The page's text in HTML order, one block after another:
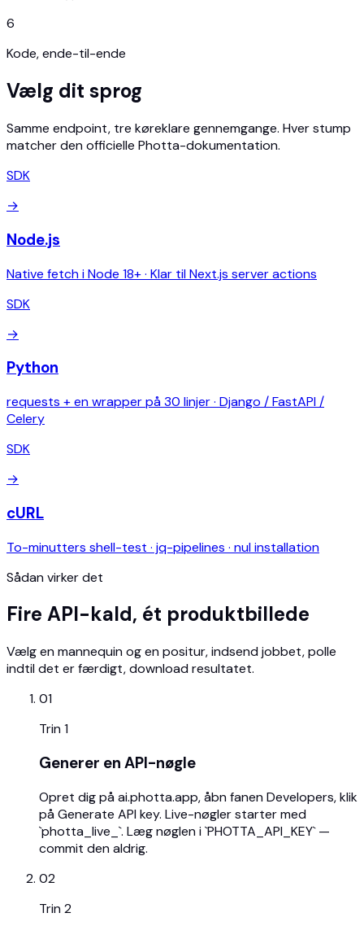
6
Kode, ende-til-ende
Vælg dit sprog
Samme endpoint, tre køreklare gennemgange. Hver stump
matcher den officielle Photta-dokumentation.
SDK
→
Node.js
Native fetch i Node 18+ · Klar til Next.js server actions
SDK
→
Python
requests + en wrapper på 30 linjer · Django / FastAPI /
Celery
SDK
→
cURL
To-minutters shell-test · jq-pipelines · nul installation
Sådan virker det
Fire API-kald, ét produktbillede
Vælg en mannequin og en positur, indsend jobbet, polle
indtil det er færdigt, download resultatet.
01
Trin1
Generer en API-nøgle
Opret dig på ai.photta.app, åbn fanen Developers, klik
på Generate API key. Live-nøgler starter med
`photta_live_`. Læg nøglen i `PHOTTA_API_KEY` —
commit den aldrig.
02
Trin2